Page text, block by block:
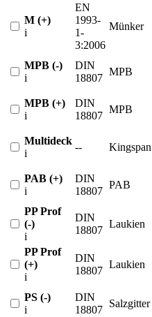
M (+)
i
EN
1993-
1-
3:2006
Münker
MPB (-)
i
DIN
18807
MPB
MPB (+)
i
DIN
18807
MPB
Multideck
i
-- Kingspan
PAB (+)
i
DIN
18807
PAB
PP Prof
(-)
i
DIN
18807
Laukien
PP Prof
(+)
i
DIN
18807
Laukien
PS (-)
i
DIN
18807
Salzgitter